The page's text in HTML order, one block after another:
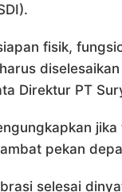
fisik,
Direktur PT
pekan
selesai